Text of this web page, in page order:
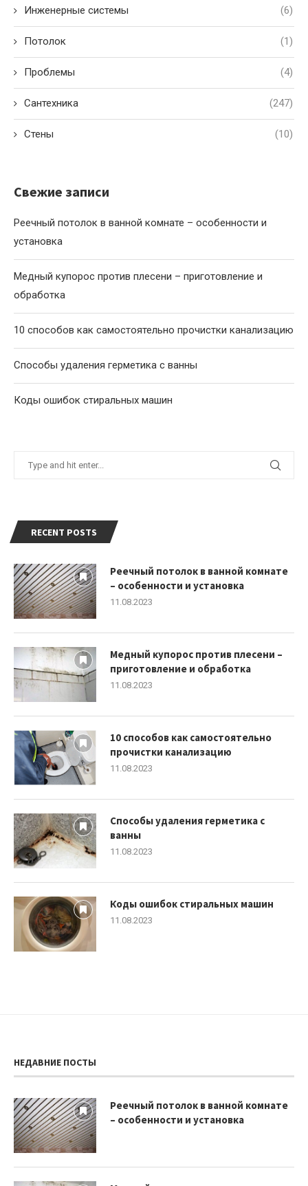
Инженерные системы (6)
Потолок (1)
Проблемы (4)
Сантехника (247)
Стены (10)
Свежие записи
Реечный потолок в ванной комнате – особенности и
установка
Медный купорос против плесени – приготовление и
обработка
10 способов как самостоятельно прочистки канализацию
Способы удаления герметика с ванны
Коды ошибок стиральных машин
RECENT POSTS
Реечный потолок в ванной комнате
– особенности и установка
11.08.2023
Медный купорос против плесени –
приготовление и обработка
11.08.2023
10 способов как самостоятельно
прочистки канализацию
11.08.2023
Способы удаления герметика с
ванны
11.08.2023
Коды ошибок стиральных машин
11.08.2023
НЕДАВНИЕ ПОСТЫ
Реечный потолок в ванной комнате
– особенности и установка